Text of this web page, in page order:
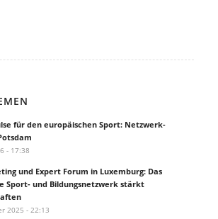
für den europäischen Sport: Netzwerk-
- 17:38
und Expert Forum in Luxemburg: Das
Sport- und Bildungsnetzwerk stärkt
2025 - 22:13